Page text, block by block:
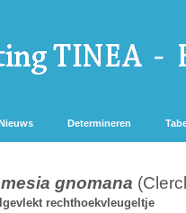
Determineren
gnomana
rechthoekvleugeltje